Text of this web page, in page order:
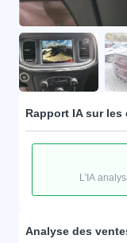
Rapport IA sur les
L'IA
Analyse des